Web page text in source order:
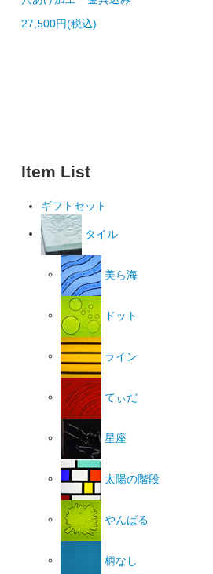
27,500円(税込)
Item List
ギフトセット
タイル
美ら海
ドット
ライン
てぃだ
星座
太陽の階段
やんばる
柄なし